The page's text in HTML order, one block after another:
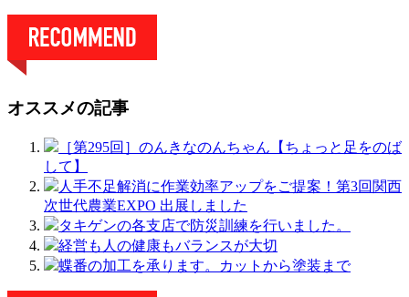
オススメの記事
［第295回］のんきなのんちゃん【ちょっと足をのば
して】
人手不足解消に作業効率アップをご提案！第3回関西
次世代農業EXPO 出展しました
タキゲンの各支店で防災訓練を行いました。
経営も人の健康もバランスが大切
蝶番の加工を承ります。カットから塗装まで